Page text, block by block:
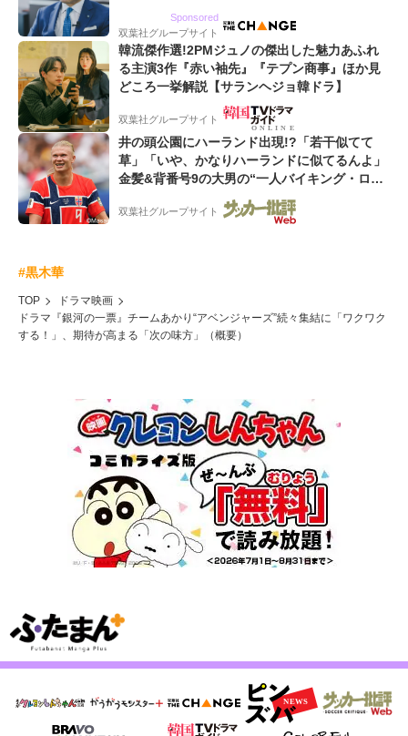
Sponsored
双葉社グループサイト
韓流傑作選!2PMジュノの傑出した魅力あふれ
る主演3作『赤い袖先』『テプン商事』ほか見
どころ一挙解説【サランヘジョ韓ドラ】
双葉社グループサイト
井の頭公園にハーランド出現!?「若干似てて
草」「いや、かなりハーランドに似てるんよ」
金髪&背番号9の大男の“一人バイキング・ロ
ー”映像が話題!「元気をもらった」
双葉社グループサイト
#黒木華
TOP
ドラマ映画
ドラマ『銀河の一票』チームあかり“アベンジャーズ”続々集結に「ワクワク
する！」、期待が高まる「次の味方」（概要）